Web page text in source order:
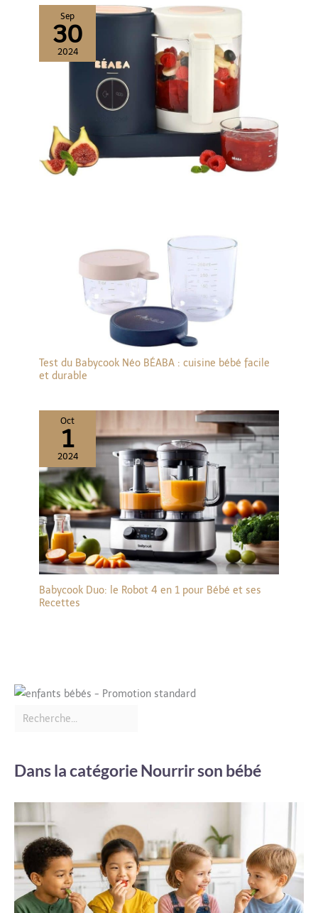
Sep
30
2024
Test du Babycook Néo BÉABA : cuisine bébé facile
et durable
Oct
1
2024
Babycook Duo: le Robot 4 en 1 pour Bébé et ses
Recettes
Dans la catégorie Nourrir son bébé